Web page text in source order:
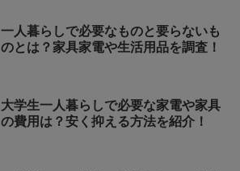
一人暮らしで必要なものと要らないも
のとは？家具家電や生活用品を調査！
大学生一人暮らしで必要な家電や家具
の費用は？安く抑える方法を紹介！